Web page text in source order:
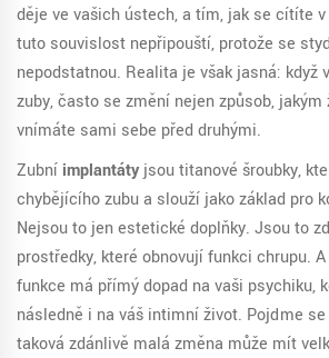
děje ve vašich ústech, a tím, jak se cítíte
tuto souvislost nepřipouští, protože se
nepodstatnou. Realita je však jasná: když
zuby, často se změní nejen způsob, jakým
vnímáte sami sebe před druhými.
Zubní implantáty jsoutitanové šroubky,
chybějícího zubu a slouží jako základ pro
Nejsou to jen estetické doplňky. Jsou to
prostředky, které obnovují funkci chrupu.
funkce má přímý dopad na vaši psychiku,
následně i na váš intimní život. Pojďme
taková zdánlivě malá změna může mít